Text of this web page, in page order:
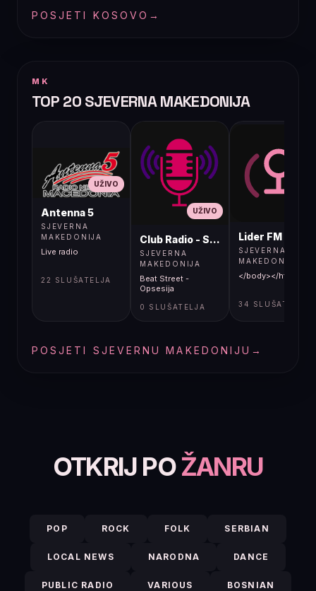
POSJETI KOSOVO →
MK
TOP 20 SJEVERNA MAKEDONIJA
UŽIVO
Antenna 5
SJEVERNA
MAKEDONIJA
Live radio
22 SLUŠATELJA
UŽIVO
Club Radio - Skopje, Mcedonia
SJEVERNA
MAKEDONIJA
Beat Street -
Opsesija
0 SLUŠATELJA
Lider FM 107,4
SJEVERNA
MAKEDONIJA
</body></html>
34 SLUŠATELJA
POSJETI SJEVERNU MAKEDONIJU →
OTKRIJ POŽANRU
POP ROCK FOLK SERBIAN
LOCAL NEWS NARODNA DANCE
PUBLIC RADIO VARIOUS BOSNIAN